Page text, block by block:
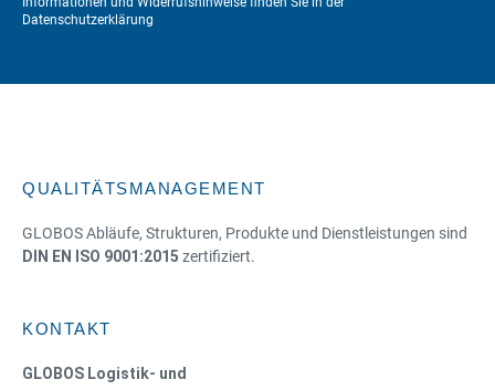
Datenschutzerklärung
QUALITÄTSMANAGEMENT
GLOBOS Abläufe, Strukturen, Produkte und Dienstleistungen sind
DIN EN ISO 9001:2015 zertifiziert.
KONTAKT
GLOBOS Logistik- und